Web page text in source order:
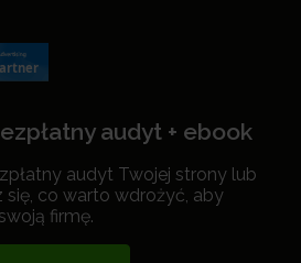
audyt + ebook
audyt Twojej strony lub
się, co warto wdrożyć, aby
firmę.